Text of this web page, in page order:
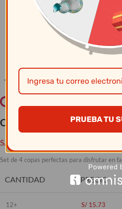
Cristar – Set x4 Copas Rioja
S/ 18.50
Set de 4 copas perfectas para disfrutar en
CANTIDAD PRECIO
12+ S/ 15.73
PRUEBA TU